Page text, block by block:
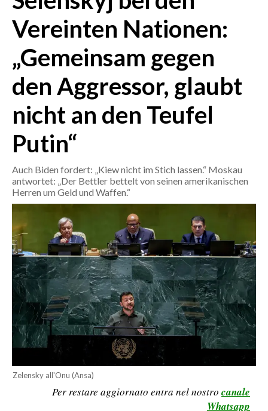
CRONACA
MONDO
POLITICA
ECONOMIA
SERVIZI ALLE IMPRESE
LAVORO
BANDI
SPORT IN SARDEGNA
SPORT
RISULTATI E CLASSIFICHE
CALCIO
CALCIO REGIONALE
BASKET
VOLLEY
TENNIS
ALTRI SPORT
Vereinten Nationen:
„Gemeinsam gegen
den Aggressor, glaubt
nicht an den Teufel
Putin“
Auch Biden fordert: „Kiew nicht im Stich lassen.“ Moskau
antwortet: „Der Bettler bettelt von seinen amerikanischen
Herren um Geld und Waffen.“
Zelensky all'Onu (Ansa)
Per restare aggiornato entra nel nostro canale
Whatsapp